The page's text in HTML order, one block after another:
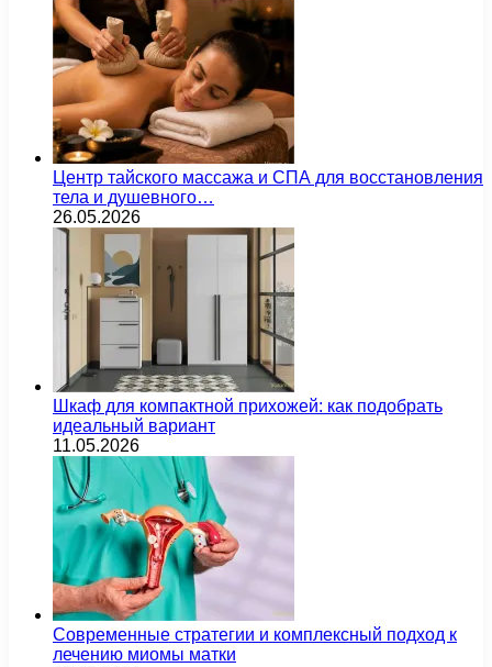
Центр тайского массажа и СПА для восстановления
тела и душевного…
26.05.2026
Шкаф для компактной прихожей: как подобрать
идеальный вариант
11.05.2026
Современные стратегии и комплексный подход к
лечению миомы матки